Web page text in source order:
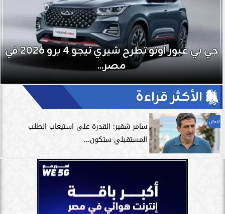
جي بي غبور أوتو تطرح شيري تيجو 4 برو 2026 في
مصر...
الأكثر قراءة
المال
سامر شقير: القدرة على استيعاب الطلب
المستقبلي ستكون...